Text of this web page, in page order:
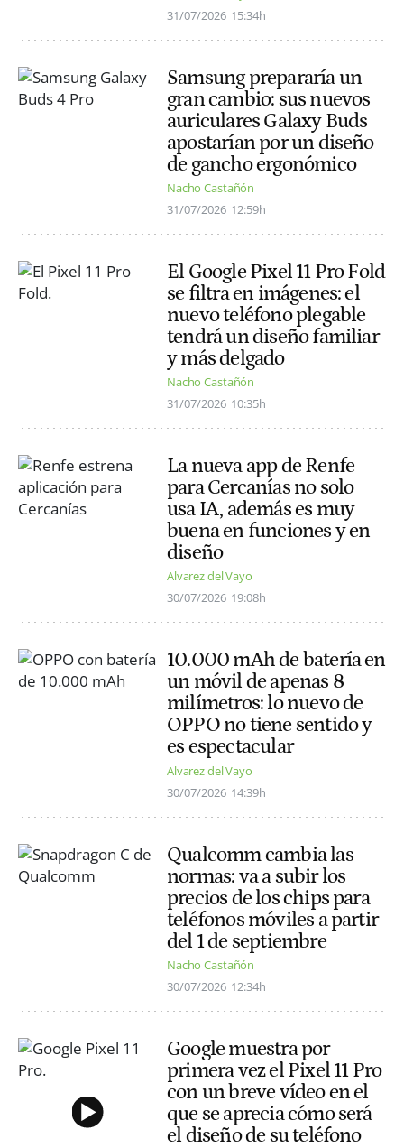
31/07/2026 15:34h
Samsung prepararía un
gran cambio: sus nuevos
auriculares Galaxy Buds
apostarían por un diseño
de gancho ergonómico
Nacho Castañón
31/07/2026 12:59h
El Google Pixel 11 Pro Fold
se filtra en imágenes: el
nuevo teléfono plegable
tendrá un diseño familiar
y más delgado
Nacho Castañón
31/07/2026 10:35h
La nueva app de Renfe
para Cercanías no solo
usa IA, además es muy
buena en funciones y en
diseño
Alvarez del Vayo
30/07/2026 19:08h
10.000 mAh de batería en
un móvil de apenas 8
milímetros: lo nuevo de
OPPO no tiene sentido y
es espectacular
Alvarez del Vayo
30/07/2026 14:39h
Qualcomm cambia las
normas: va a subir los
precios de los chips para
teléfonos móviles a partir
del 1 de septiembre
Nacho Castañón
30/07/2026 12:34h
Google muestra por
primera vez el Pixel 11 Pro
con un breve vídeo en el
que se aprecia cómo será
el diseño de su teléfono